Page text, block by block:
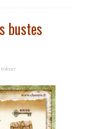
bustes
trésor